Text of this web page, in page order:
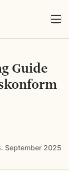
Guide
September 2025